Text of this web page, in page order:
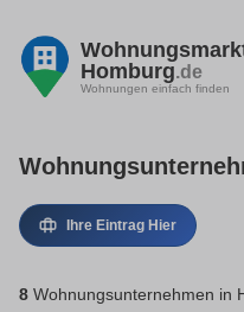
Homburg.de
Wohnungen einfach finden
Ihre Eintrag Hier
8 Wohnungsunternehmen in